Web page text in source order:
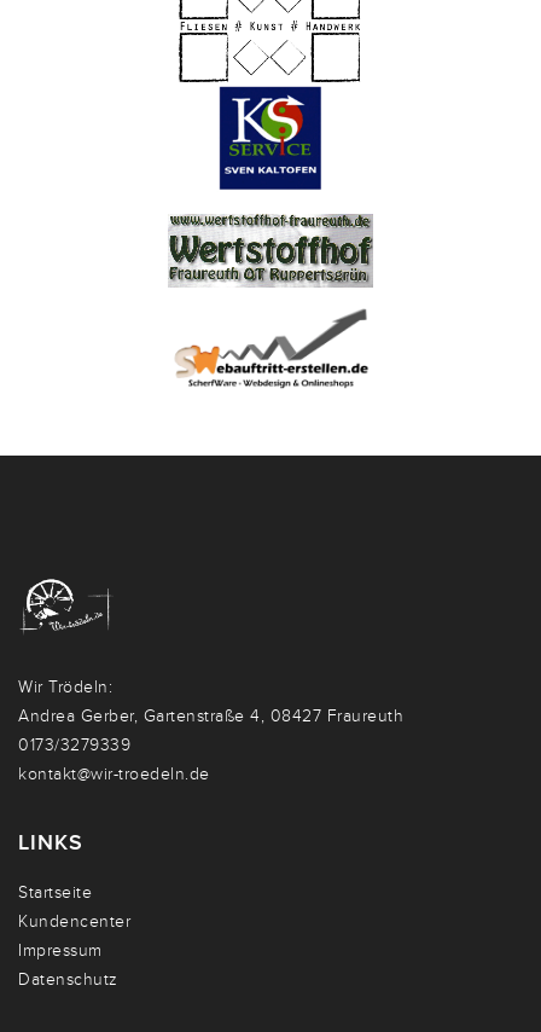
Wir Trödeln:
Andrea Gerber, Gartenstraße 4, 08427 Fraureuth
0173/3279339
kontakt@wir-troedeln.de
LINKS
Startseite
Kundencenter
Impressum
Datenschutz